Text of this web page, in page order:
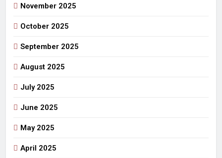
November 2025
October 2025
September 2025
August 2025
July 2025
June 2025
May 2025
April 2025